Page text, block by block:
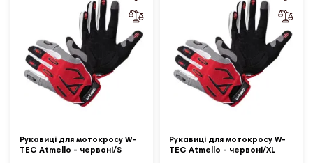
Рукавиці для мотокросу W-
TEC Atmello - червоні/S
Рукавиці для мотокросу W-
TEC Atmello - червоні/XL